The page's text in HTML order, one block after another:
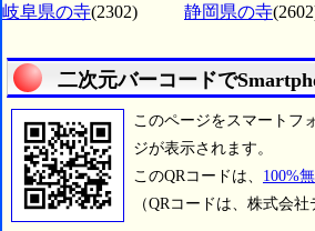
岐阜県の寺(2302) 静岡県の寺
二次元バーコードで
このページをスマートフ
ジが表示されます。
このQRコードは、 100%
（QRコードは、株式会